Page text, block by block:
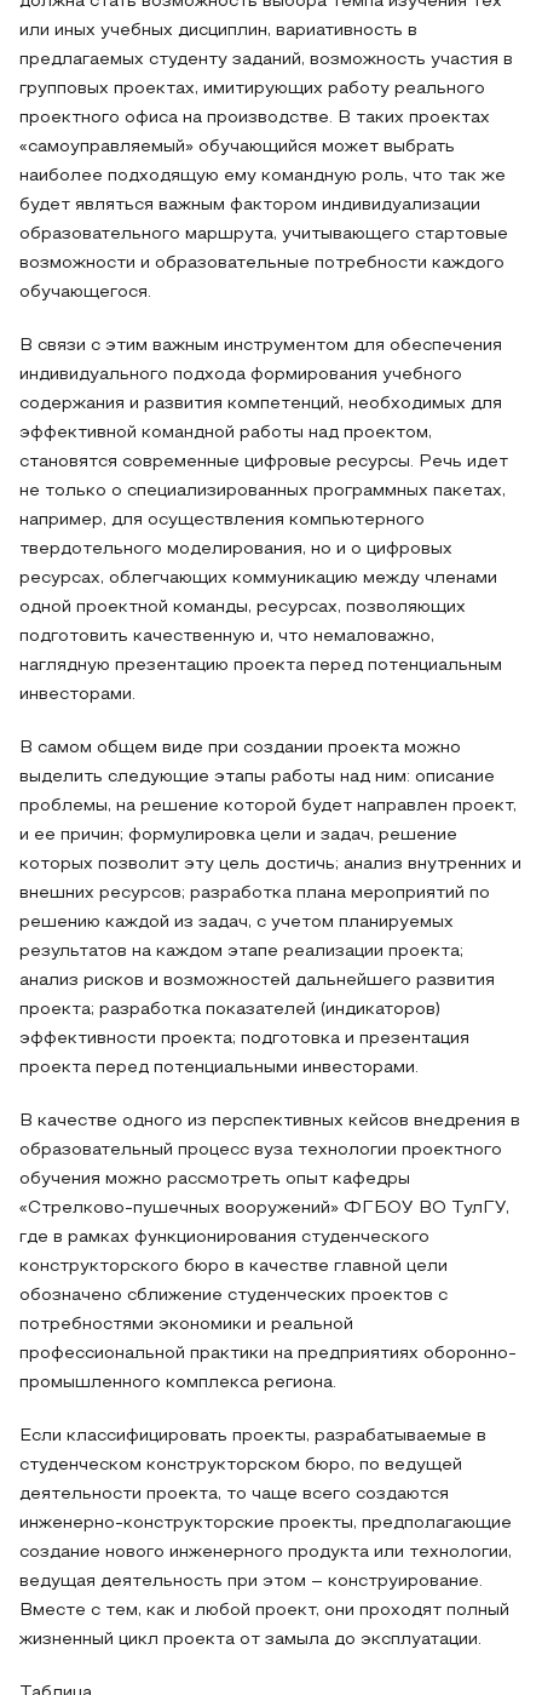
или иных учебных дисциплин, вариативность в
предлагаемых студенту заданий, возможность участия в
групповых проектах, имитирующих работу реального
проектного офиса на производстве. В таких проектах
«самоуправляемый» обучающийся может выбрать
наиболее подходящую ему командную роль, что так же
будет являться важным фактором индивидуализации
образовательного маршрута, учитывающего стартовые
возможности и образовательные потребности каждого
обучающегося.
В связи с этим важным инструментом для обеспечения
индивидуального подхода формирования учебного
содержания и развития компетенций, необходимых для
эффективной командной работы над проектом,
становятся современные цифровые ресурсы. Речь идет
не только о специализированных программных пакетах,
например, для осуществления компьютерного
твердотельного моделирования, но и о цифровых
ресурсах, облегчающих коммуникацию между членами
одной проектной команды, ресурсах, позволяющих
подготовить качественную и, что немаловажно,
наглядную презентацию проекта перед потенциальным
инвесторами.
В самом общем виде при создании проекта можно
выделить следующие этапы работы над ним: описание
проблемы, на решение которой будет направлен проект,
и ее причин; формулировка цели и задач, решение
которых позволит эту цель достичь; анализ внутренних и
внешних ресурсов; разработка плана мероприятий по
решению каждой из задач, с учетом планируемых
результатов на каждом этапе реализации проекта;
анализ рисков и возможностей дальнейшего развития
проекта; разработка показателей (индикаторов)
эффективности проекта; подготовка и презентация
проекта перед потенциальными инвесторами.
В качестве одного из перспективных кейсов внедрения в
образовательный процесс вуза технологии проектного
обучения можно рассмотреть опыт кафедры
«Стрелково-пушечных вооружений» ФГБОУ ВО ТулГУ,
где в рамках функционирования студенческого
конструкторского бюро в качестве главной цели
обозначено сближение студенческих проектов с
потребностями экономики и реальной
профессиональной практики на предприятиях оборонно-
промышленного комплекса региона.
Если классифицировать проекты, разрабатываемые в
студенческом конструкторском бюро, по ведущей
деятельности проекта, то чаще всего создаются
инженерно-конструкторские проекты, предполагающие
создание нового инженерного продукта или технологии,
ведущая деятельность при этом – конструирование.
Вместе с тем, как и любой проект, они проходят полный
жизненный цикл проекта от замыла до эксплуатации.